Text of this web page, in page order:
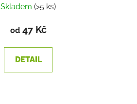
Skladem (>5 ks)
od47 Kč
DETAIL